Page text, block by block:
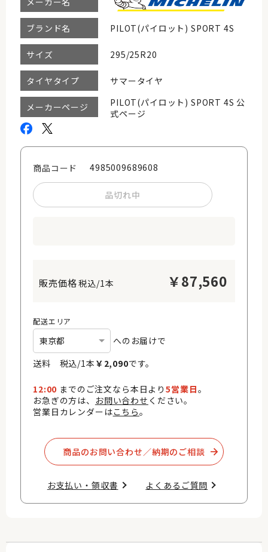
ブランド名 PILOT(パイロット) SPORT 4S
サイズ 295/25R20
タイヤタイプ サマータイヤ
メーカーページ
PILOT(パイロット) SPORT 4S 公
式ページ
商品コード 4985009689608
品切れ中
税込/1本 ￥87,560
配送エリア
へのお届けで
送料 税込/1本 ￥ 2,090です。
12:00 までのご注文なら本日より5営業日。
お急ぎの方は、 お問い合わせ ください。
営業日カレンダーはこちら。
商品のお問い合わせ／納期のご相談​
お支払い・領収書​ よくあるご質問​